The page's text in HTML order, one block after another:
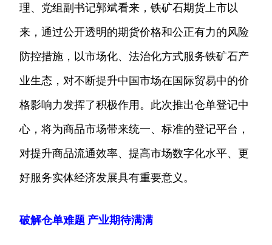
理、党组副书记郭斌看来，铁矿石期货上市以
来，通过公开透明的期货价格和公正有力的风险
防控措施，以市场化、法治化方式服务铁矿石产
业生态，对不断提升中国市场在国际贸易中的价
格影响力发挥了积极作用。此次推出仓单登记中
心，将为商品市场带来统一、标准的登记平台，
对提升商品流通效率、提高市场数字化水平、更
好服务实体经济发展具有重要意义。
破解仓单难题 产业期待满满